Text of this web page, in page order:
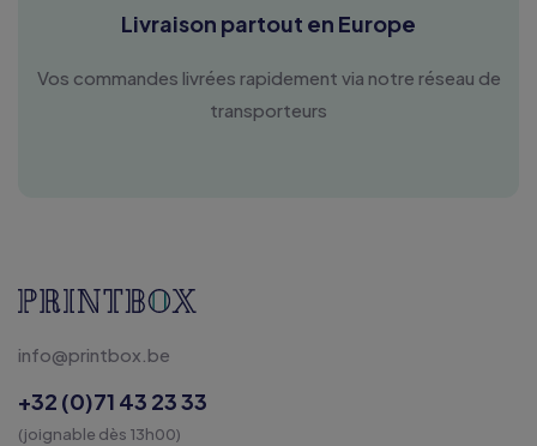
Livraison partout en Europe
Vos commandes livrées rapidement via notre réseau de
transporteurs
info@printbox.be
+32 (0)71 43 23 33
(joignable dès 13h00)